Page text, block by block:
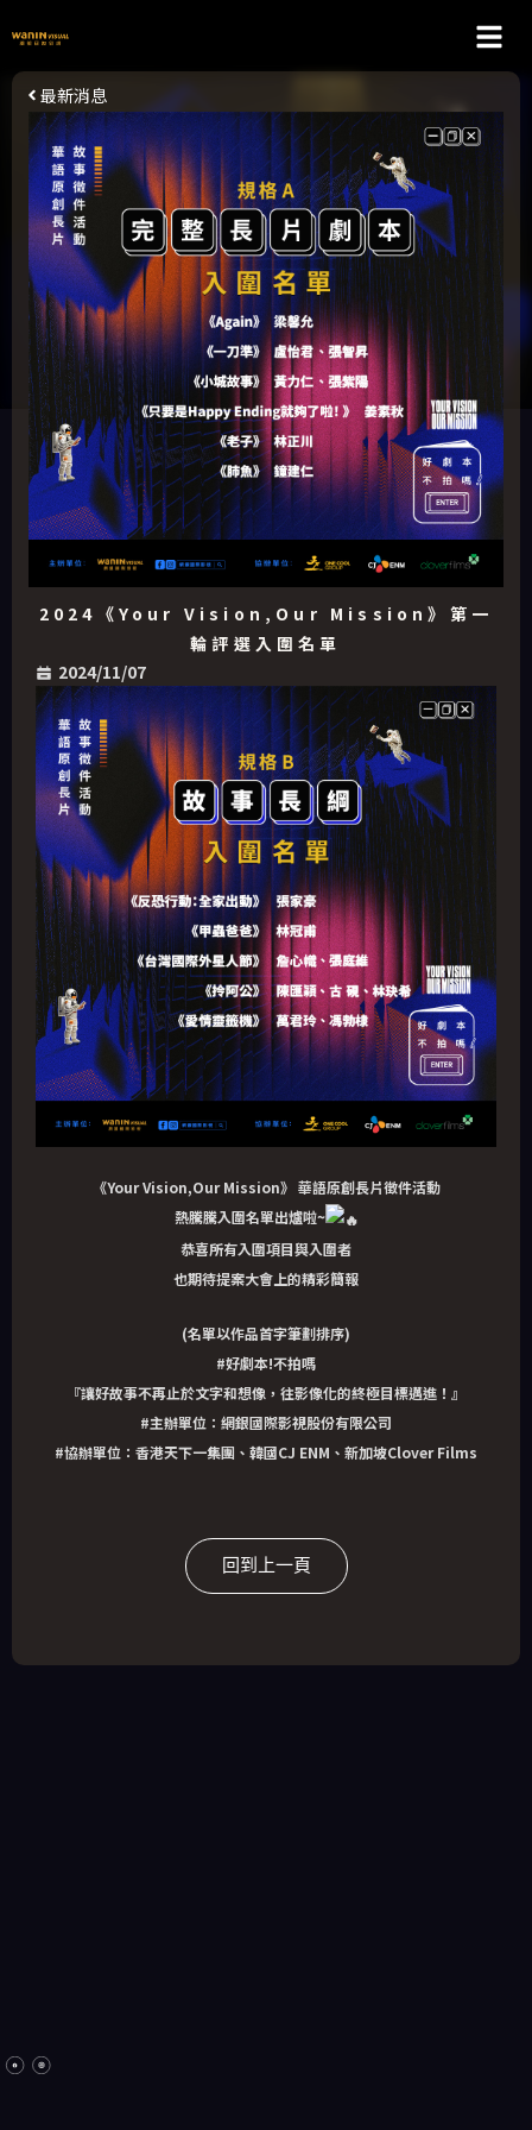
至
主
選
單
最新消息
2024《Your Vision,Our Mission》第一
輪評選入圍名單
2024/11/07
《Your Vision,Our Mission》 華語原創長片徵件活動
熱騰騰入圍名單出爐啦~
恭喜所有入圍項目與入圍者
也期待提案大會上的精彩簡報
(名單以作品首字筆劃排序)
#好劇本!不拍嗎
『讓好故事不再止於文字和想像，往影像化的終極目標邁進！』
#主辦單位 ：網銀國際影視股份有限公司
#協辦單位 ：香港天下一集團、韓國CJ ENM、新加坡Clover Films
回到上一頁